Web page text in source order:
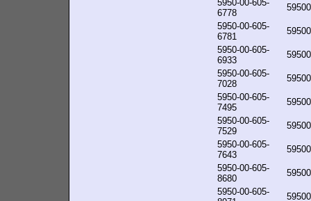
5950-00-605-
6778
5950-00-605-
6781
5950-00-605-
6933
5950-00-605-
7028
5950-00-605-
7495
5950-00-605-
7529
5950-00-605-
7643
5950-00-605-
8680
5950-00-605-